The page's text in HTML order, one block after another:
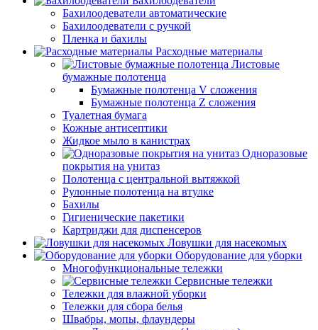
Бахилоодеватели автоматические
Бахилоодеватели с ручкой
Пленка и бахилы
Расходные материалы
Листовые
бумажные полотенца
Бумажные полотенца V сложения
Бумажные полотенца Z сложения
Туалетная бумага
Кожные антисептики
Жидкое мыло в канистрах
Одноразовые
покрытия на унитаз
Полотенца с центральной вытяжкой
Рулонные полотенца на втулке
Бахилы
Гигиенические пакетики
Картриджи для диспенсеров
Ловушки для насекомых
Оборудование для уборки
Многофункциональные тележки
Сервисные тележки
Тележки для влажной уборки
Тележки для сбора белья
Швабры, мопы, флаундеры